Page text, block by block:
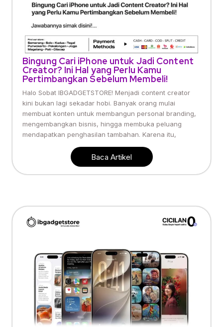
Bingung Cari iPhone untuk Jadi Content
Creator? Ini Hal yang Perlu Kamu
Pertimbangkan Sebelum Membeli!
Halo Sobat IBGADGETSTORE! Menjadi content creator
kini bukan lagi sekadar hobi. Banyak orang mulai
membuat konten untuk membangun personal branding,
mengembangkan bisnis, hingga membuka peluang
mendapatkan penghasilan tambahan. Karena itu,
Baca Artikel